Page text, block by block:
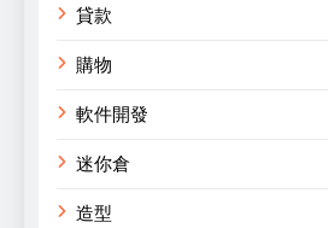
貸款
購物
軟件開發
迷你倉
造型